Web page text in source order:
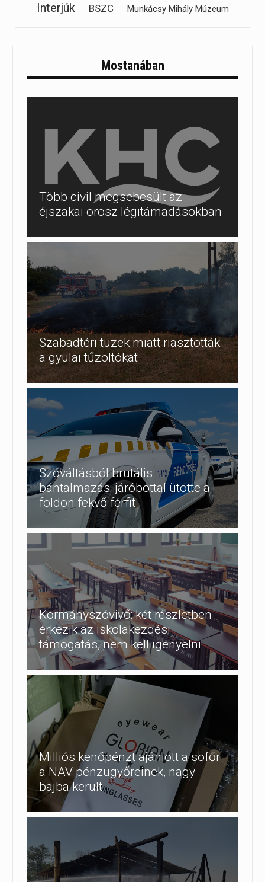
Interjúk BSZC Munkácsy Mihály Múzeum
Mostanában
Több civil megsebesült az
éjszakai orosz légitámadásokban
Szabadtéri tüzek miatt riasztották
a gyulai tűzoltókat
Szóváltásból brutális
bántalmazás: járóbottal ütötte a
földön fekvő férfit
Kormányszóvivő: két részletben
érkezik az iskolakezdési
támogatás, nem kell igényelni
Milliós kenőpénzt ajánlott a sofőr
a NAV pénzügyőreinek, nagy
bajba került